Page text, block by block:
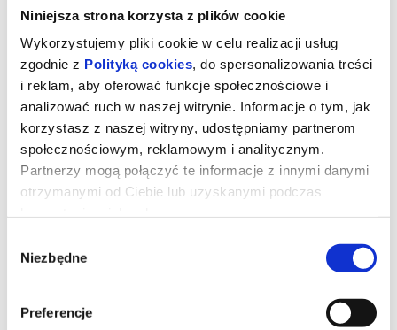
Niniejsza strona korzysta z plików cookie
Wykorzystujemy pliki cookie w celu realizacji usług
zgodnie z Polityką cookies, do spersonalizowania treści
i reklam, aby oferować funkcje społecznościowe i
analizować ruch w naszej witrynie. Informacje o tym, jak
korzystasz z naszej witryny, udostępniamy partnerom
społecznościowym, reklamowym i analitycznym.
Partnerzy mogą połączyć te informacje z innymi danymi
otrzymanymi od Ciebie lub uzyskanymi podczas
zgody
Niezbędne
Preferencje
MICHAEL
kariery muzycznej pod okiem surowego ojca (Colman Domingo). Z
rodzinnym zespołem Jackson Five odnosi pierwsze sukcesy, a już
w wieku 13 lat rozpoczyna karierę solową. Również w dorosłości